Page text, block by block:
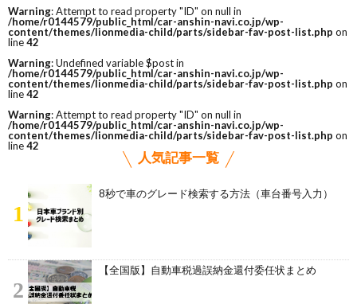
Warning: Attempt to read property "ID" on null in
/home/r0144579/public_html/car-anshin-navi.co.jp/wp-
content/themes/lionmedia-child/parts/sidebar-fav-post-list.php on
line42
Warning: Undefined variable $post in
/home/r0144579/public_html/car-anshin-navi.co.jp/wp-
content/themes/lionmedia-child/parts/sidebar-fav-post-list.php on
line42
Warning: Attempt to read property "ID" on null in
/home/r0144579/public_html/car-anshin-navi.co.jp/wp-
content/themes/lionmedia-child/parts/sidebar-fav-post-list.php on
line42
人気記事一覧
1
8秒で車のグレード検索する方法（車台番号入力）
2
【全国版】自動車税過誤納金還付委任状まとめ